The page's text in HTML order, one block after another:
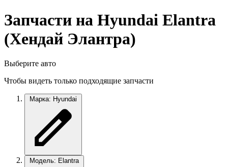
Запчасти на Hyundai Elantra
(Хендай Элантра)
Выберите авто
Чтобы видеть только подходящие запчасти
Марка: Hyundai
Модель: Elantra